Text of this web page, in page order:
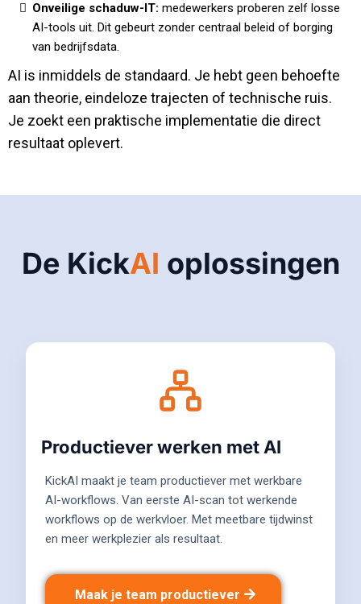
Onveilige schaduw-IT: medewerkers proberen zelf losse
AI-tools uit. Dit gebeurt zonder centraal beleid of borging
van bedrijfsdata.
AI is inmiddels de standaard. Je hebt geen behoefte
aan theorie, eindeloze trajecten of technische ruis.
Je zoekt een praktische implementatie die direct
resultaat oplevert.
De KickAI oplossingen
Productiever werken met AI
KickAI maakt je team productiever met werkbare
AI-workflows. Van eerste AI-scan tot werkende
workflows op de werkvloer. Met meetbare tijdwinst
en meer werkplezier als resultaat.
Maak je team productiever